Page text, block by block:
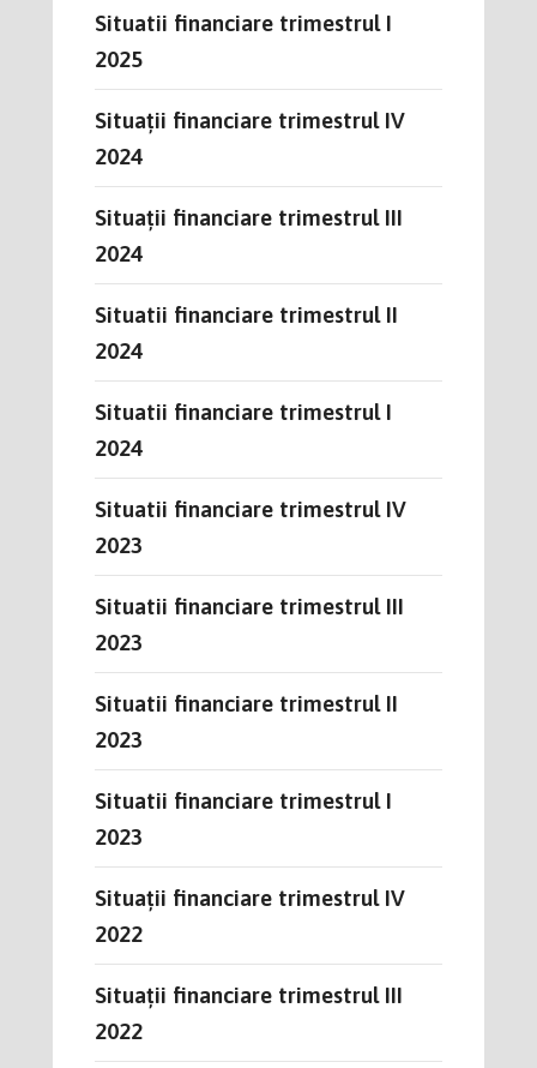
Situatii financiare trimestrul I
2025
Situații financiare trimestrul IV
2024
Situații financiare trimestrul III
2024
Situatii financiare trimestrul II
2024
Situatii financiare trimestrul I
2024
Situatii financiare trimestrul IV
2023
Situatii financiare trimestrul III
2023
Situatii financiare trimestrul II
2023
Situatii financiare trimestrul I
2023
Situații financiare trimestrul IV
2022
Situații financiare trimestrul III
2022